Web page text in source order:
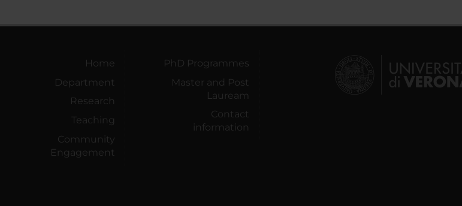
Home
Department
Research
Teaching
Community
Engagement
PhD Programmes
Master and Post
Lauream
Contact
information